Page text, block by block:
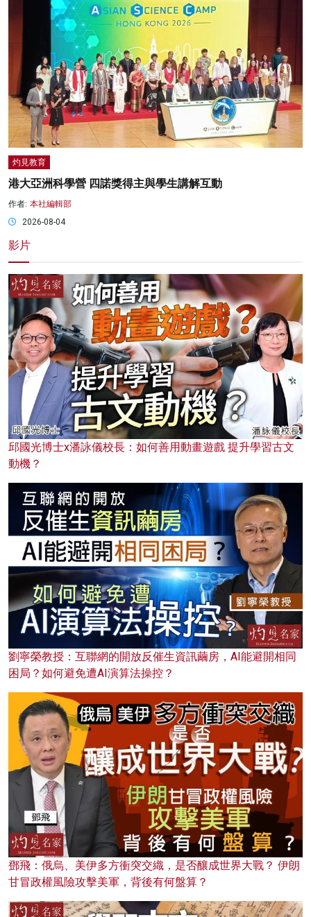
灼見教育
港大亞洲科學營 四諾獎得主與學生講解互動
作者: 本社編輯部
2026-08-04
影片
邱國光博士x潘詠儀校長：如何善用動畫遊戲 提升學習古文
動機？
劉寧榮教授：互聯網的開放反催生資訊繭房，AI能避開相同
困局？如何避免遭AI演算法操控？
鄧飛：俄烏、美伊多方衝突交織，是否釀成世界大戰？ 伊朗
甘冒政權風險攻擊美軍，背後有何盤算？